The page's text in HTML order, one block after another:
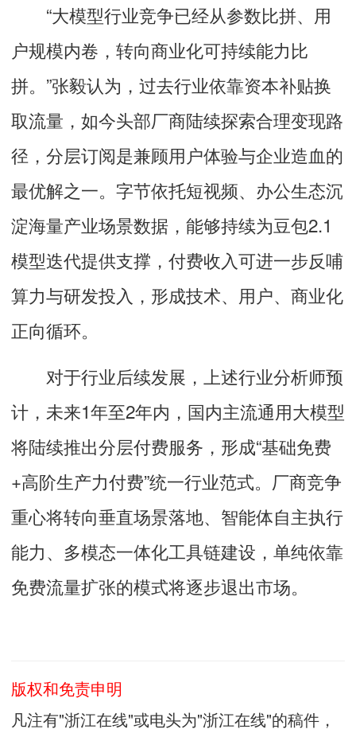
“大模型行业竞争已经从参数比拼、用
户规模内卷，转向商业化可持续能力比
拼。”张毅认为，过去行业依靠资本补贴换
取流量，如今头部厂商陆续探索合理变现路
径，分层订阅是兼顾用户体验与企业造血的
最优解之一。字节依托短视频、办公生态沉
淀海量产业场景数据，能够持续为豆包2.1
模型迭代提供支撑，付费收入可进一步反哺
算力与研发投入，形成技术、用户、商业化
正向循环。
对于行业后续发展，上述行业分析师预
计，未来1年至2年内，国内主流通用大模型
将陆续推出分层付费服务，形成“基础免费
+高阶生产力付费”统一行业范式。厂商竞争
重心将转向垂直场景落地、智能体自主执行
能力、多模态一体化工具链建设，单纯依靠
免费流量扩张的模式将逐步退出市场。
版权和免责申明
凡注有"浙江在线"或电头为"浙江在线"的稿件，